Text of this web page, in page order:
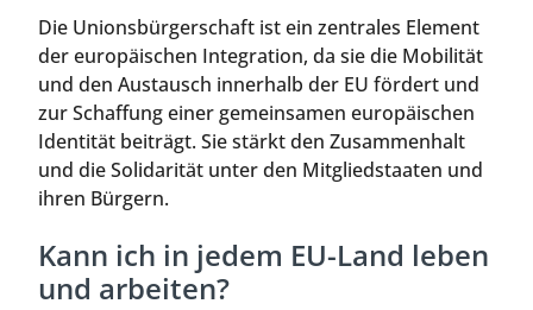
Die Unionsbürgerschaft ist ein zentrales Element
der europäischen Integration, da sie die Mobilität
und den Austausch innerhalb der EU fördert und
zur Schaffung einer gemeinsamen europäischen
Identität beiträgt. Sie stärkt den Zusammenhalt
und die Solidarität unter den Mitgliedstaaten und
ihren Bürgern.
Kann ich in jedem EU-Land leben
und arbeiten?